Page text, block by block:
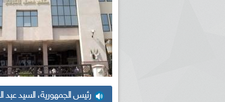
رئيس الجمهورية، السيد عبد